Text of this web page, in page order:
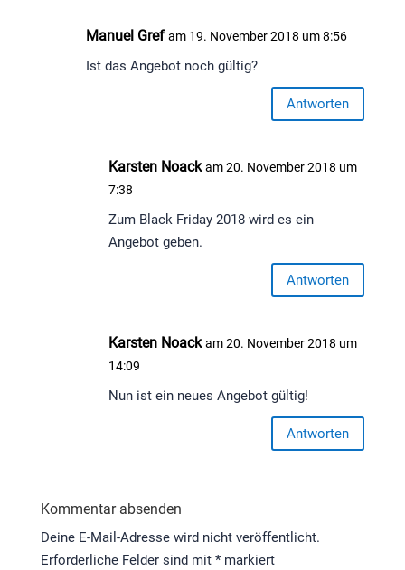
Manuel Gref am 19. November 2018 um 8:56
Ist das Angebot noch gültig?
Antworten
Karsten Noack am 20. November 2018 um
7:38
Zum Black Friday 2018 wird es ein
Angebot geben.
Antworten
Karsten Noack am 20. November 2018 um
14:09
Nun ist ein neues Angebot gültig!
Antworten
Kommentar absenden
Deine E-Mail-Adresse wird nicht veröffentlicht.
Erforderliche Felder sind mit *markiert